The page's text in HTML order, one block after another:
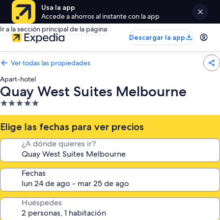
Usa la app
Accede a ahorros al instante con la app
Ir a la sección principal de la página
Descargar la app
Ver todas las propiedades
Apart-hotel
Quay West Suites Melbourne
Propiedad
de
5.0
estrellas
Elige las fechas para ver precios
¿A dónde quieres ir?
Fechas
Huéspedes